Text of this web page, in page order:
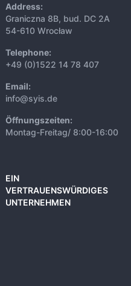
Address:
Graniczna 8B, bud. DC 2A
54-610 Wrocław
Telephone:
+49 (0)1522 14 78 407
Email:
info@syis.de
Öffnungszeiten:
Montag-Freitag/ 8:00-16:00
EIN
VERTRAUENSWÜRDIGES
UNTERNEHMEN